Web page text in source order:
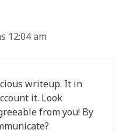
12:04 am
writeup. It in
it. Look
from you! By